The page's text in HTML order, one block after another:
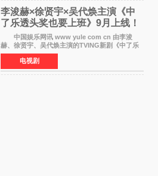
李浚赫×徐贤宇×吴代焕主演《中
了乐透头奖也要上班》9月上线！
TVING先网后台
中国娱乐网讯 www yule com cn 由李浚
赫、徐贤宇、吴代焕主演的TVING新剧《中了乐
透头奖也要上班》定档9月10日播出，随后于9月
14日起登陆tvN月火档，实现先网后台双平台播出
模式。 本剧改
电视剧